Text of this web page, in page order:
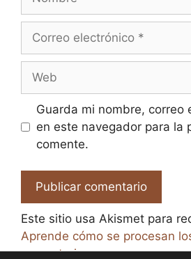
electrónico
Guarda mi nombre, correo
en este navegador para la
comente.
Este sitio usa Akismet para
Aprende cómo se procesan
comentarios.